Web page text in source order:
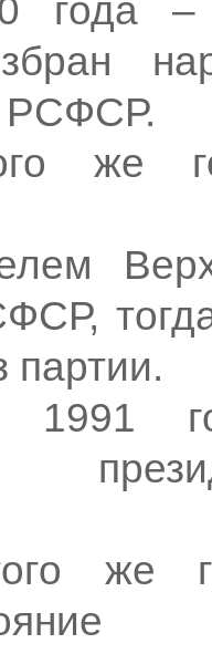
года –
РСФСР.
же
партии.
1991
же